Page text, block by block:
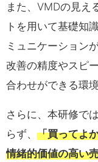
また、VMDの見え
トを用いて基礎知
ミュニケーション
改善の精度やスピ
合わせができる環
さらに、本研修で
らず、 「買ってよ
情緒的価値の高い